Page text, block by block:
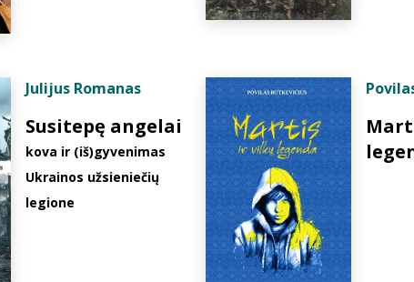
Julijus Romanas
Susitepę angelai
kova ir (iš)gyvenimas
Ukrainos užsieniečių
legione